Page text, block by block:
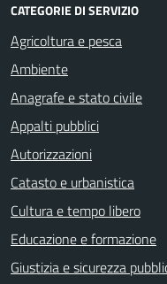
CATEGORIE DI SERVIZIO
Agricoltura e pesca
Ambiente
Anagrafe e stato civile
Appalti pubblici
Autorizzazioni
Catasto e urbanistica
Cultura e tempo libero
Educazione e formazione
Giustizia e sicurezza